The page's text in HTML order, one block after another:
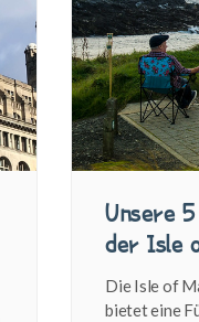
Unsere
der Isle
Die Isle of
bietet eine